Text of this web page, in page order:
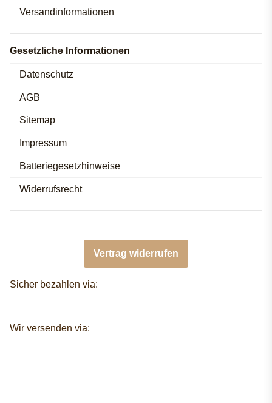
Versandinformationen
Gesetzliche Informationen
Datenschutz
AGB
Sitemap
Impressum
Batteriegesetzhinweise
Widerrufsrecht
Vertrag widerrufen
Sicher bezahlen via:
Wir versenden via: